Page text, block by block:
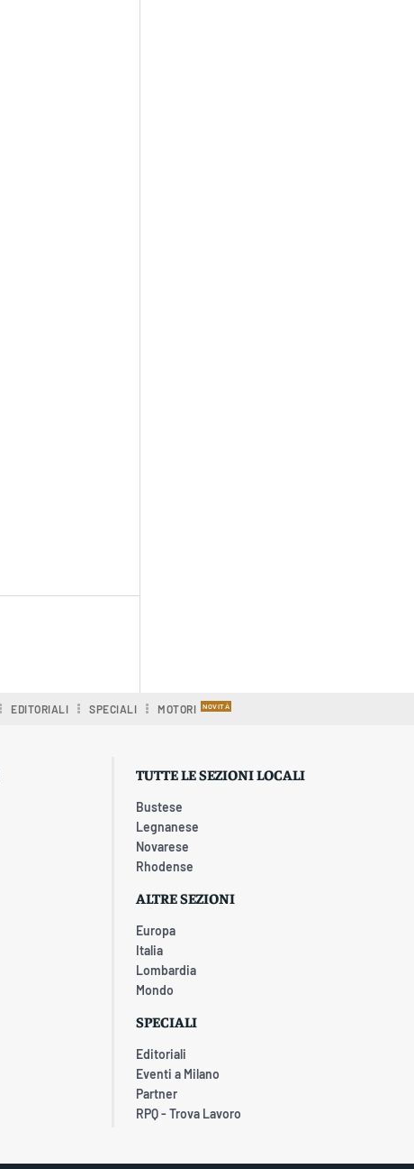
EDITORIALI SPECIALI MOTORI
TUTTE LE SEZIONI LOCALI
Bustese
Legnanese
Novarese
Rhodense
ALTRE SEZIONI
Europa
Italia
Lombardia
Mondo
SPECIALI
Editoriali
Eventi a Milano
Partner
RPQ - Trova Lavoro